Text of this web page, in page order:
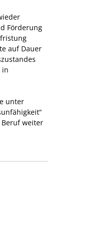
Förderung
auf Dauer
in
unter
weiter